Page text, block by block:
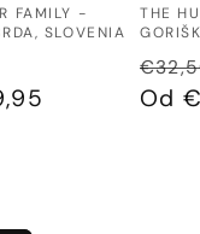
FAMILY -
SLOVENIA
cena
THE
cena
Od